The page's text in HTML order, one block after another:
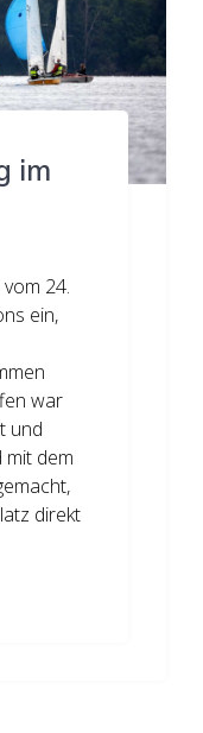
im
24.
ein,
war
und
dem
direkt